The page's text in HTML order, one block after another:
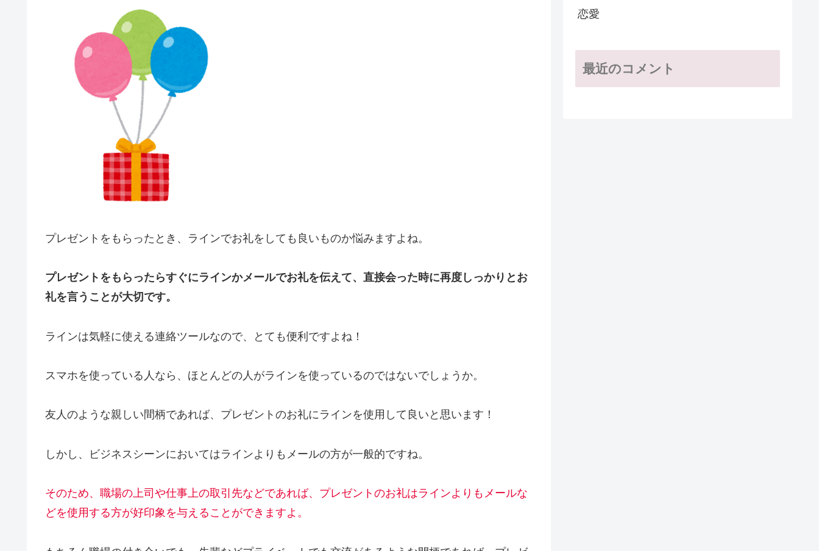
プレゼントをもらったとき、ラインでお礼をしても良いものか悩みますよね。
プレゼントをもらったらすぐにラインかメールでお礼を伝えて、直接会った時に再度しっかりとお
礼を言うことが大切です。
ラインは気軽に使える連絡ツールなので、とても便利ですよね！
スマホを使っている人なら、ほとんどの人がラインを使っているのではないでしょうか。
友人のような親しい間柄であれば、プレゼントのお礼にラインを使用して良いと思います！
しかし、ビジネスシーンにおいてはラインよりもメールの方が一般的ですね。
そのため、職場の上司や仕事上の取引先などであれば、プレゼントのお礼はラインよりもメールな
どを使用する方が好印象を与えることができますよ。
恋愛
最近のコメント